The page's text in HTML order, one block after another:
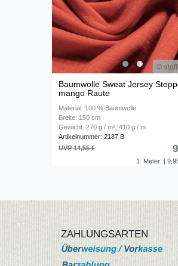
Baumwolle Sweat Jersey
mango Raute
Material: 100 % Baumwolle
Breite: 150 cm
Gewicht: 270 g / m²; 410 g / m
Artikelnummer: 2187 B
1 Meter |
UVP 14,55 €
ZAHLUNGSARTEN